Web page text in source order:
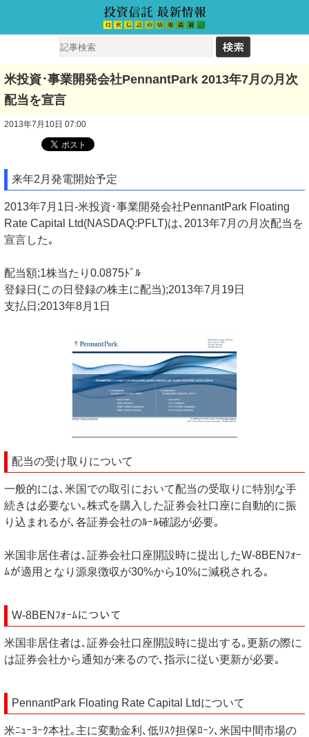
米投資･事業開発会社PennantPark 2013年7月の月次
配当を宣言
2013年7月10日 07:00
来年2月発電開始予定
2013年7月1日-米投資･事業開発会社PennantPark Floating
Rate Capital Ltd(NASDAQ:PFLT)は､2013年7月の月次配当を
宣言した｡
配当額;1株当たり0.0875ﾄﾞﾙ
登録日(この日登録の株主に配当);2013年7月19日
支払日;2013年8月1日
配当の受け取りについて
一般的には､米国での取引において配当の受取りに特別な手
続きは必要ない｡株式を購入した証券会社口座に自動的に振
り込まれるが､各証券会社のﾙｰﾙ確認が必要｡
米国非居住者は､証券会社口座開設時に提出したW-8BENﾌｫｰ
ﾑが適用となり源泉徴収が30%から10%に減税される｡
W-8BENﾌｫｰﾑについて
米国非居住者は､証券会社口座開設時に提出する｡更新の際に
は証券会社から通知が来るので､指示に従い更新が必要｡
PennantPark Floating Rate Capital Ltdについて
米ﾆｭｰﾖｰｸ本社｡主に変動金利､低ﾘｽｸ担保ﾛｰﾝ､米国中間市場の